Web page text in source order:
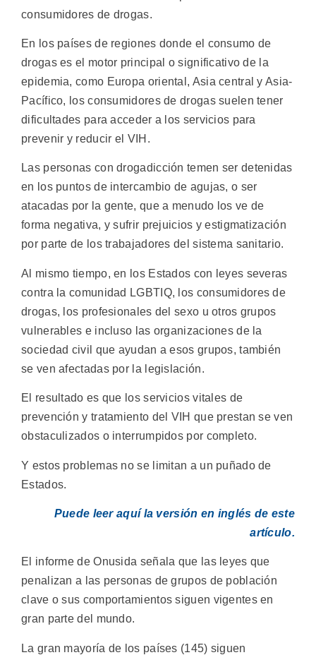
consumidores de drogas.
En los países de regiones donde el consumo de
drogas es el motor principal o significativo de la
epidemia, como Europa oriental, Asia central y Asia-
Pacífico, los consumidores de drogas suelen tener
dificultades para acceder a los servicios para
prevenir y reducir el VIH.
Las personas con drogadicción temen ser detenidas
en los puntos de intercambio de agujas, o ser
atacadas por la gente, que a menudo los ve de
forma negativa, y sufrir prejuicios y estigmatización
por parte de los trabajadores del sistema sanitario.
Al mismo tiempo, en los Estados con leyes severas
contra la comunidad LGBTIQ, los consumidores de
drogas, los profesionales del sexo u otros grupos
vulnerables e incluso las organizaciones de la
sociedad civil que ayudan a esos grupos, también
se ven afectadas por la legislación.
El resultado es que los servicios vitales de
prevención y tratamiento del VIH que prestan se ven
obstaculizados o interrumpidos por completo.
Y estos problemas no se limitan a un puñado de
Estados.
Puede leer aquí la versión en inglés de este
artículo.
El informe de Onusida señala que las leyes que
penalizan a las personas de grupos de población
clave o sus comportamientos siguen vigentes en
gran parte del mundo.
La gran mayoría de los países (145) siguen